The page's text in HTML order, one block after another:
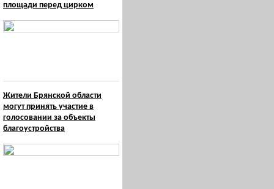
площади перед цирком
Жители Брянской области
могут принять участие в
голосовании за объекты
благоустройства